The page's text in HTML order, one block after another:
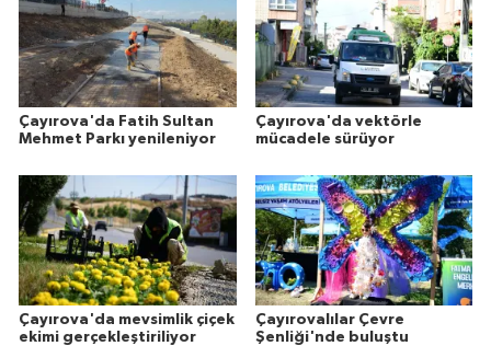
Çayırova'da Fatih Sultan
Mehmet Parkı yenileniyor
Çayırova'da vektörle
mücadele sürüyor
Çayırova'da mevsimlik çiçek
ekimi gerçekleştiriliyor
Çayırovalılar Çevre
Şenliği'nde buluştu